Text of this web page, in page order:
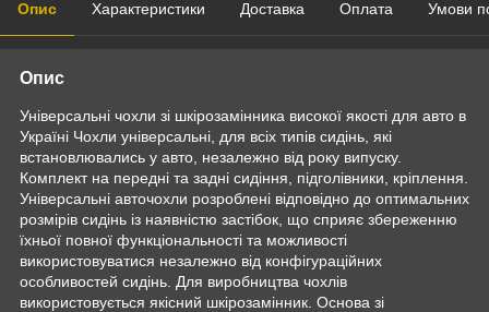
Опис Характеристики Доставка Оплата Умови
Опис
Універсальні чохли зі шкірозамінника високої якості для авто в
Україні Чохли універсальні, для всіх типів сидінь, які
встановлювались у авто, незалежно від року випуску.
Комплект на передні та задні сидіння, підголівники, кріплення.
Універсальні авточохли розроблені відповідно до оптимальних
розмірів сидінь із наявністю застібок, що сприяє збереженню
їхньої повної функціональності та можливості
використовуватися незалежно від конфігураційних
особливостей сидінь. Для виробництва чохлів
використовується якісний шкірозамінник. Основа зі